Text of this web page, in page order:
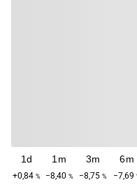
1d
+0,84 %
1m
−8,40 %
3m
−8,75 %
6m
−7,69